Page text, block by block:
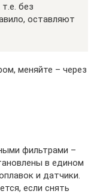
без
оставляют
меняйте – через
фильтрами –
в едином
и датчики.
если снять